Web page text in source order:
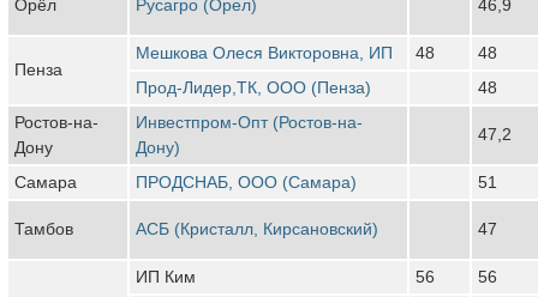
Орёл Русагро (Орел) 46,9
Пенза
Мешкова Олеся Викторовна, ИП 48
48
Прод-Лидер,ТК, ООО (Пенза)
48
Ростов-на-
Дону
Инвестпром-Опт (Ростов-на-
Дону)
47,2
Самара ПРОДСНАБ, ООО (Самара) 51
Тамбов АСБ (Кристалл, Кирсановский) 47
ИП Ким 56
56